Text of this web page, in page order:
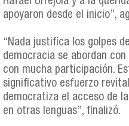
apoyaron desde el inicio”,
“Nada justifica los golpes
democracia se abordan
con mucha participación.
significativo esfuerzo
democratiza el acceso de
en otras lenguas”, finalizó.